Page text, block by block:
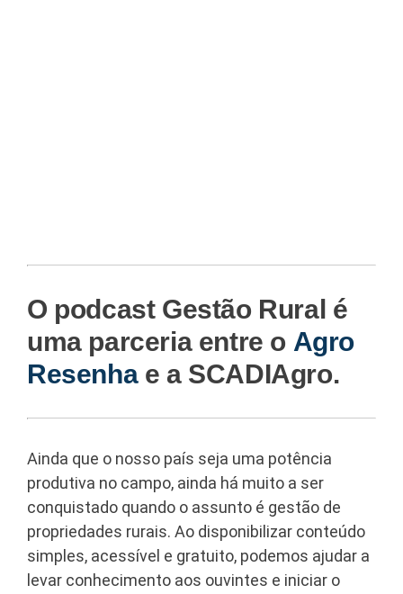
O podcast Gestão Rural é
uma parceria entre o Agro
Resenhae a SCADIAgro.
Ainda que o nosso país seja uma potência
produtiva no campo, ainda há muito a ser
conquistado quando o assunto é gestão de
propriedades rurais. Ao disponibilizar conteúdo
simples, acessível e gratuito, podemos ajudar a
levar conhecimento aos ouvintes e iniciar o